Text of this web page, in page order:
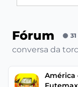
Fórum
conversa da
América